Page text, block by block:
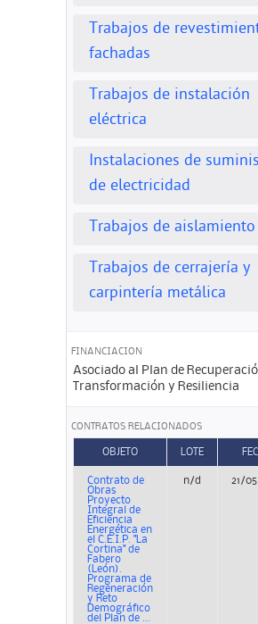
Trabajos de
fachadas
Trabajos de instalación
eléctrica
Instalaciones de
de electricidad
Trabajos de aislamiento
Trabajos de cerrajería y
carpintería metálica
FINANCIACION
Asociado al Plan de
Transformación y Resiliencia
CONTRATOS RELACIONADOS
OBJETO LOTE
Contrato de
Obras
Proyecto
Integral de
Eficiencia
Energética en
el C.E.I.P. "La
Cortina" de
Fabero
(León).
Programa de
Regeneración
y Reto
Demográfico
del Plan de ...
n/d 21/